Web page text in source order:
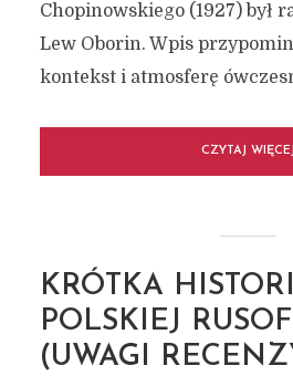
Chopinowskiego (1927) był
Lew Oborin. Wpis
kontekst i atmosferę
CZYTAJ WIĘCEJ
KRÓTKA
POLSKIEJ
(UWAGI